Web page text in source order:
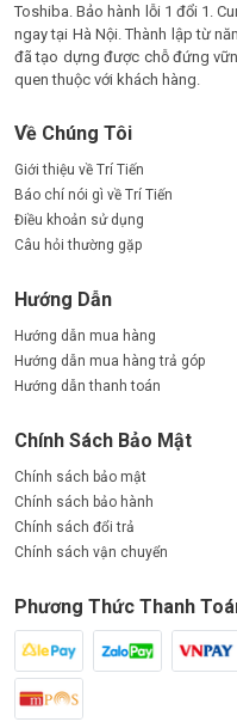
Toshiba. Bảo hành lỗi 1 đổi 1.
ngay tại Hà Nội. Thành lập từ
đã tạo dựng được chỗ đứng
quen thuộc với khách hàng.
Về Chúng Tôi
Giới thiệu về Trí Tiến
Báo chí nói gì về Trí Tiến
Điều khoản sử dụng
Câu hỏi thường gặp
Hướng Dẫn
Hướng dẫn mua hàng
Hướng dẫn mua hàng trả góp
Hướng dẫn thanh toán
Chính Sách Bảo Mật
Chính sách bảo mật
Chính sách bảo hành
Chính sách đổi trả
Chính sách vận chuyển
Phương Thức Thanh